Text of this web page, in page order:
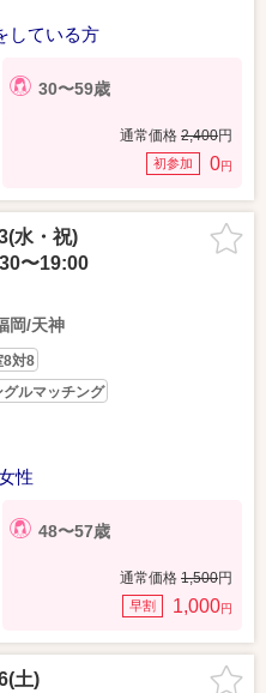
している方
30〜59歳
通常価格 2,400円
初参加 0円
水・祝)
〜19:00
岡/天神
8対8
グルマッチング
性
48〜57歳
通常価格 1,500円
早割 1,000円
土)